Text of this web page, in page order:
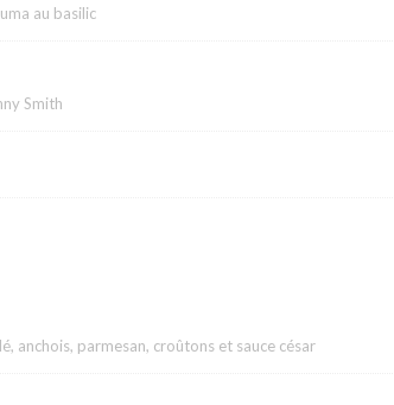
au basilic
Smith
anchois, parmesan, croûtons et sauce césar